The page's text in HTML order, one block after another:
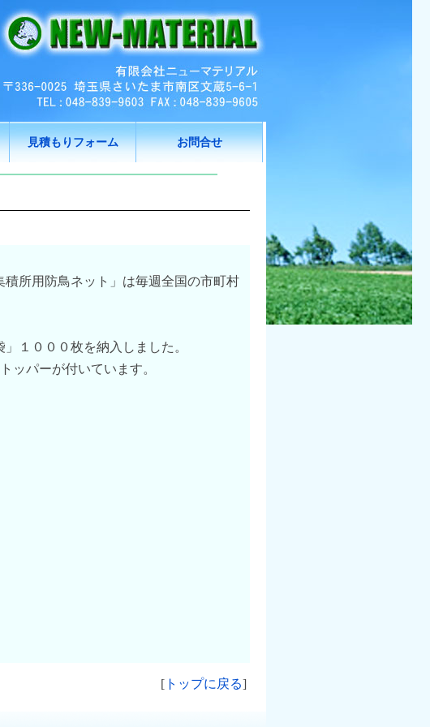
見積もりフォーム お問合せ
所用防鳥ネット」は毎週全国の市町村
１０００枚を納入しました。
ッパーが付いています。
[ トップに戻る]